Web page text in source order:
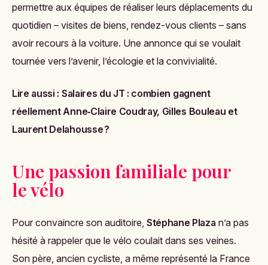
permettre aux équipes de réaliser leurs déplacements du
quotidien – visites de biens, rendez-vous clients – sans
avoir recours à la voiture. Une annonce qui se voulait
tournée vers l’avenir, l’écologie et la convivialité.
Lire aussi : Salaires du JT : combien gagnent
réellement Anne‑Claire Coudray, Gilles Bouleau et
Laurent Delahousse ?
Une passion familiale pour
le vélo
Pour convaincre son auditoire, Stéphane Plaza n’a pas
hésité à rappeler que le vélo coulait dans ses veines.
Son père, ancien cycliste, a même représenté la France